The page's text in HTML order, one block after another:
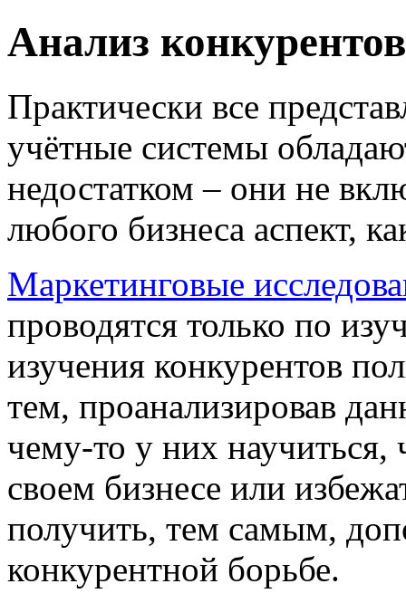
Анализ конкурентов
Практически все
учётные системы
недостатком – они не
любого бизнеса аспект,
Маркетинговые
проводятся только по
изучения конкурентов
тем, проанализировав
чему-то у них научиться,
своем бизнесе или
получить, тем самым,
конкурентной борьбе.